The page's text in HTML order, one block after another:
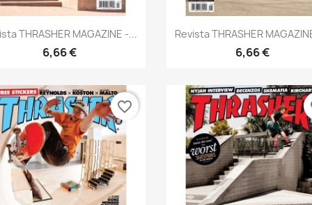
Anteprima
THRASHER MAGAZINE -...
6,66 €
Anteprima
Revista THRASHER
6,66 €
favorite_border